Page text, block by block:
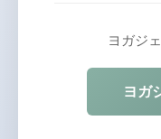
ヨガジ
ヨガ